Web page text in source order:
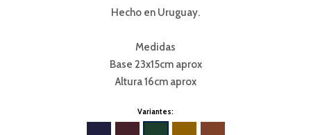
Hecho en Uruguay.
Medidas
Base 23x15cm aprox
Altura 16cm aprox
Variantes: